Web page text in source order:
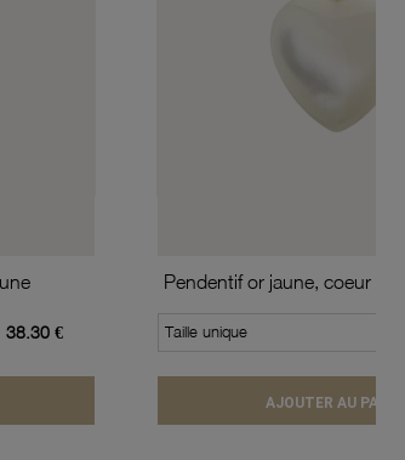
38.30 €
Pendentif or jaune, coeur en
Taille unique
AJOUTER AU